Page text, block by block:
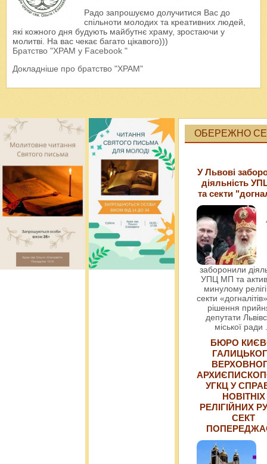
Радо запрошуємо долучитися Вас до
спільноти молодих та креативних людей,
які кожного дня будують майбутнє храму, зростаючи у
молитві. На вас чекає багато цікавого)))
Братство "ХРАМ у Facebook "
Докладніше про братство "ХРАМ"
ОБЕРЕЖНО
У Львові
діяльність
та секти
заборонили
УПЦ МП та
минулому
секти
рішення
депутати
міської ради
БЮРО
УГКЦ У
НОВІТНІХ
РЕЛІГІЙНИХ
СЕКТ